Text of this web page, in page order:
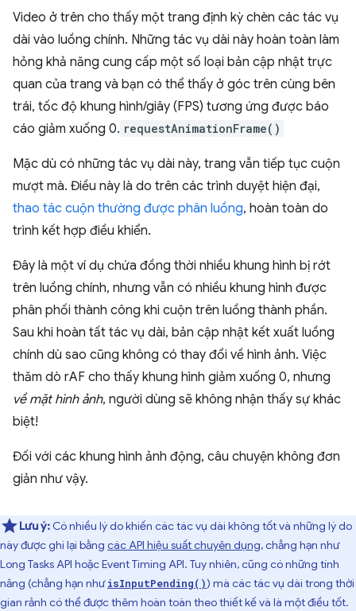
Video ở trên cho thấy một trang định kỳ chèn các tác vụ
dài vào luồng chính. Những tác vụ dài này hoàn toàn làm
hỏng khả năng cung cấp một số loại bản cập nhật trực
quan của trang và bạn có thể thấy ở góc trên cùng bên
trái, tốc độ khung hình/giây (FPS) tương ứng được báo
cáo giảm xuống 0. requestAnimationFrame()
Mặc dù có những tác vụ dài này, trang vẫn tiếp tục cuộn
mượt mà. Điều này là do trên các trình duyệt hiện đại,
thao tác cuộn thường được phân luồng, hoàn toàn do
trình kết hợp điều khiển.
Đây là một ví dụ chứa đồng thời nhiều khung hình bị rớt
trên luồng chính, nhưng vẫn có nhiều khung hình được
phân phối thành công khi cuộn trên luồng thành phần.
Sau khi hoàn tất tác vụ dài, bản cập nhật kết xuất luồng
chính dù sao cũng không có thay đổi về hình ảnh. Việc
thăm dò rAF cho thấy khung hình giảm xuống 0, nhưng
về mặt hình ảnh, người dùng sẽ không nhận thấy sự khác
biệt!
Đối với các khung hình ảnh động, câu chuyện không đơn
giản như vậy.
Lưu ý: Có nhiều lý do khiến các tác vụ dài không tốt và những lý do
này được ghi lại bằng các API hiệu suất chuyên dụng, chẳng hạn như
Long Tasks API hoặc Event Timing API. Tuy nhiên, cũng có những tính
năng (chẳng hạn nhưisInputPending()) mà các tác vụ dài trong thời
gian rảnh có thể được thêm hoàn toàn theo thiết kế và là một điều tốt.